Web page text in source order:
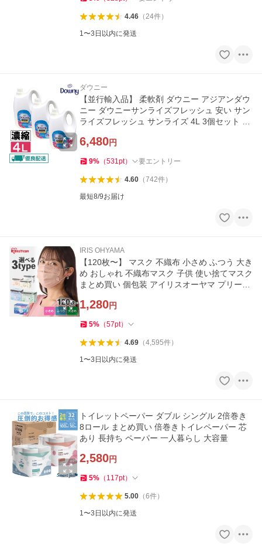
4.46（24件）
1〜3日以内に発送
ダウニー
【並行輸入品】 柔軟剤 ダウニー アジアンダウ
ニー ダウニーサンライズフレッシュ 安い サン
ライズフレッシュ サンライズ 4L 3個セット 濃
6,480円
9% （531pt） 要エントリー
4.60（742件）
最短8/9お届け
IRIS OHYAMA
【120枚〜】 マスク 不織布 小さめ ふつう 大き
め おしゃれ 不織布マスク 子供 使い捨てマスク
まとめ買い 個包装 アイリスオーヤマ プリーツ
1,280円
5% （57pt）
4.69（4,595件）
1〜3日以内に発送
トイレットペーパー ダブル シングル 2倍巻き
8ロール まとめ買い 倍巻きトイレペーパー 芯
あり 長持ち ペーパー 一人暮らし 大容量
2,580円
5% （ 117pt）
5.00（6件）
1〜3日以内に発送